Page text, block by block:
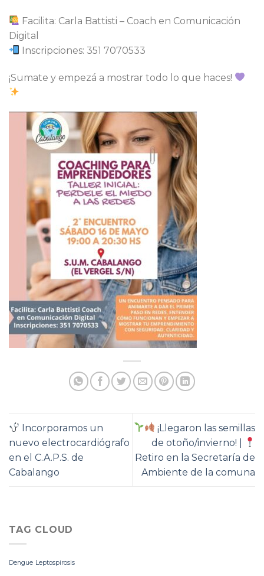
Facilita: Carla Battisti – Coach en Comunicación
Digital
Inscripciones: 351 7070533
¡Sumate y empezá a mostrar todo lo que haces!
Incorporamos un
nuevo electrocardiógrafo
en el C.A.P.S. de
Cabalango
¡Llegaron las semillas
de otoño/invierno! |
Retiro en la Secretaría de
Ambiente de la comuna
TAG CLOUD
Dengue Leptospirosis